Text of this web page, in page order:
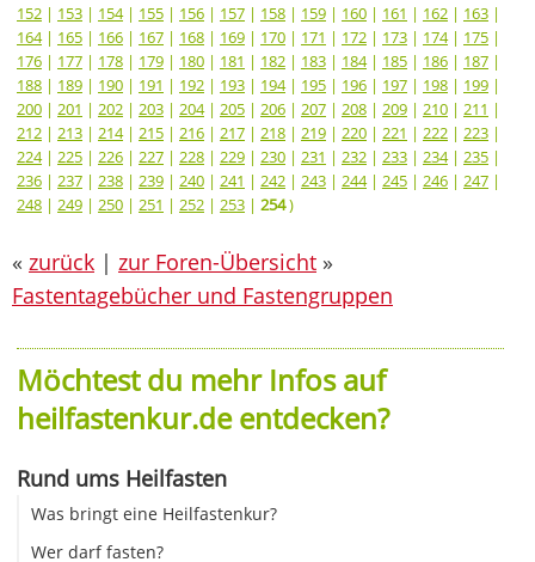
152 | 153 | 154| 155 | 156 | 157 | 158 | 159 | 160 | 161 | 162 | 163 |
164| 165 | 166 | 167 | 168 | 169 | 170 | 171 | 172 | 173 | 174| 175 |
176 | 177 | 178 | 179 | 180 | 181 | 182 | 183 | 184| 185 | 186 | 187 |
188 | 189 | 190 | 191 | 192 | 193 | 194| 195 | 196 | 197 | 198 | 199 |
200 | 201 | 202 | 203 | 204| 205 | 206 | 207 | 208 | 209 | 210 | 211 |
212 | 213 | 214| 215 | 216 | 217 | 218 | 219 | 220 | 221 | 222 | 223 |
224| 225 | 226 | 227 | 228 | 229 | 230 | 231 | 232 | 233 | 234| 235 |
236 | 237 | 238 | 239 | 240 | 241 | 242 | 243 | 244| 245 | 246 | 247 |
248 | 249 | 250 | 251 | 252 | 253 | 254)
« zurück | zur Foren-Übersicht »
Fastentagebücher und Fastengruppen
Möchtest du mehr Infos auf
heilfastenkur.de entdecken?
Rund ums Heilfasten
Was bringt eine Heilfastenkur?
Wer darf fasten?